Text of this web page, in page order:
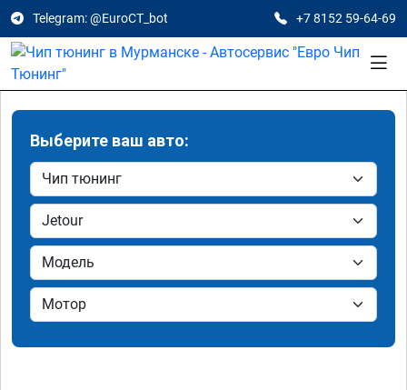
Telegram: @EuroCT_bot +7 8152 59-64-69
Выберите ваш авто: